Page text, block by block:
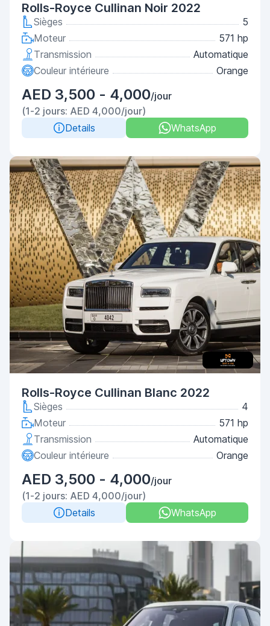
Rolls-Royce Cullinan Noir 2022
Sièges
5
Moteur
571 hp
Transmission
Automatique
Couleur intérieure
Orange
AED 3,500 - 4,000/jour
(1-2 jours: AED 4,000/jour)
Details
WhatsApp
Rolls-Royce Cullinan Blanc 2022
Sièges
4
Moteur
571 hp
Transmission
Automatique
Couleur intérieure
Orange
AED 3,500 - 4,000/jour
(1-2 jours: AED 4,000/jour)
Details
WhatsApp